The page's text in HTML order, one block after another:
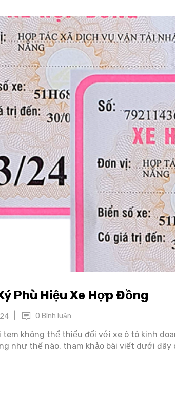
Phù Hiệu Xe Hợp Đồng
0 Bình luận
tem không thể thiếu đối với xe ô tô kinh
như thế nào, tham khảo bài viết dưới đây